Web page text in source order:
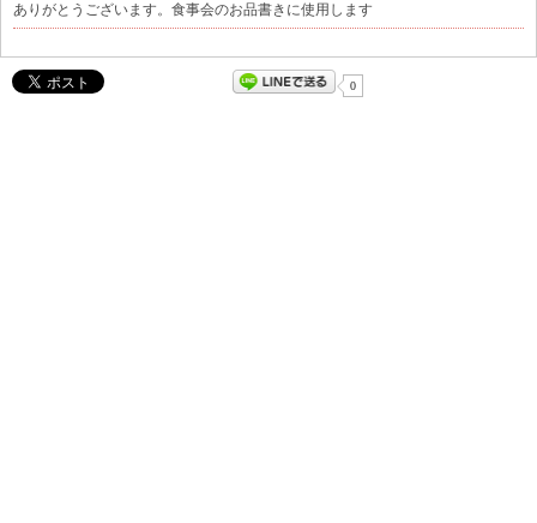
ありがとうございます。食事会のお品書きに使用します
0